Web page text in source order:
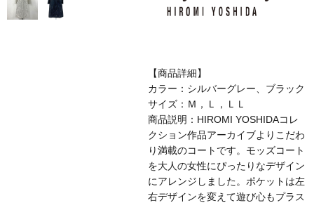
【商品詳細】
カラー：シルバーグレー、ブラック
サイズ：Ｍ，Ｌ，ＬＬ
商品説明：HIROMI YOSHIDAコレ
クション作品アーカイブよりこだわ
り満載のコートです。モッズコート
を大人の女性にぴったりなデザイン
にアレンジしました。ポケットは左
右デザインを変えて遊び心もプラス